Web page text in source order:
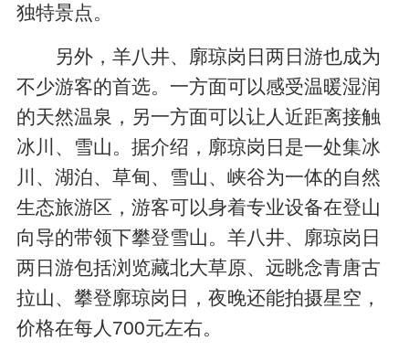
独特景点。
另外，羊八井、廓琼岗日两日游也成为
不少游客的首选。一方面可以感受温暖湿润
的天然温泉，另一方面可以让人近距离接触
冰川、雪山。据介绍，廓琼岗日是一处集冰
川、湖泊、草甸、雪山、峡谷为一体的自然
生态旅游区，游客可以身着专业设备在登山
向导的带领下攀登雪山。羊八井、廓琼岗日
两日游包括浏览藏北大草原、远眺念青唐古
拉山、攀登廓琼岗日，夜晚还能拍摄星空，
价格在每人700元左右。